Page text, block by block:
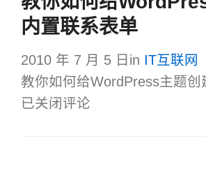
内置联系表单
2010 年 7 月 5 日 in IT互联网
教你如何给WordPress主题创
已关闭评论